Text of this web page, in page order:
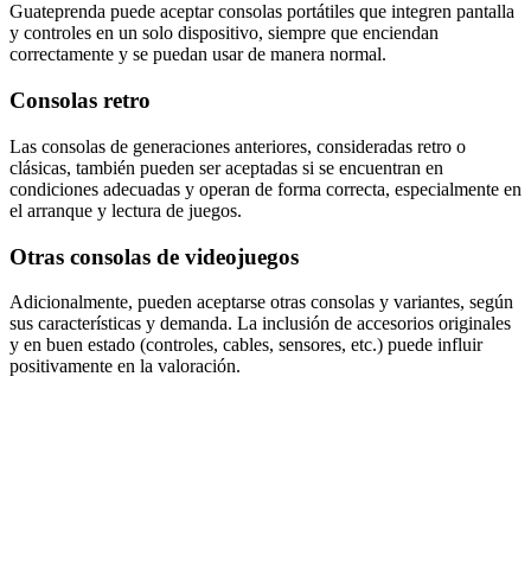
Guateprenda puede aceptar consolas portátiles que integren pantalla
y controles en un solo dispositivo, siempre que enciendan
correctamente y se puedan usar de manera normal.
Consolas retro
Las consolas de generaciones anteriores, consideradas retro o
clásicas, también pueden ser aceptadas si se encuentran en
condiciones adecuadas y operan de forma correcta, especialmente en
el arranque y lectura de juegos.
Otras consolas de videojuegos
Adicionalmente, pueden aceptarse otras consolas y variantes, según
sus características y demanda. La inclusión de accesorios originales
y en buen estado (controles, cables, sensores, etc.) puede influir
positivamente en la valoración.